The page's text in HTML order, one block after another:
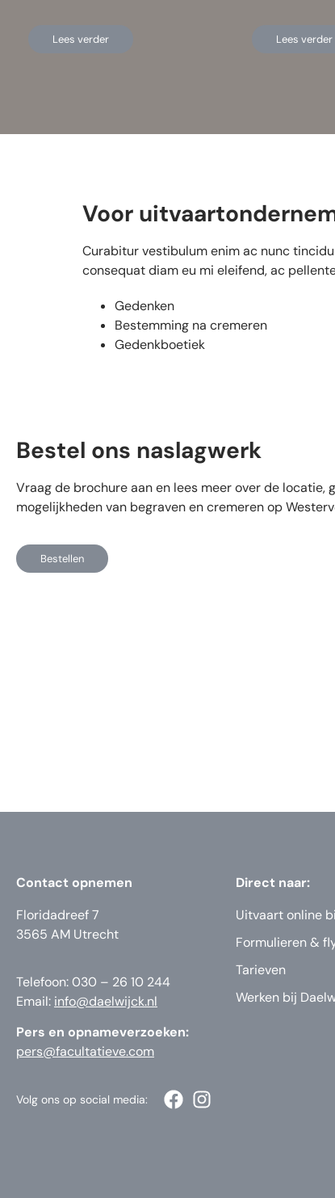
Lees verder Lees verder
Voor
Curabitur vestibulum enim ac nunc
consequat diam eu mi eleifend, ac
Gedenken
Bestemming na cremeren
Gedenkboetiek
Bestel ons naslagwerk​
Vraag de brochure aan en lees meer over de locatie,
mogelijkheden van begraven en cremeren op
Bestellen
Contact opnemen
Floridadreef 7
3565 AM Utrecht
Telefoon: 030 – 26 10 244
Email: info@daelwijck.nl
Pers en opnameverzoeken:
pers@facultatieve.com
Direct naar:
Uitvaart online
Formulieren &
Tarieven
Werken bij
Volg ons op social media: